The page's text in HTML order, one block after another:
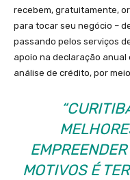
recebem, gratuitamente,
para tocar seu negócio –
passando pelos serviços
apoio na declaração anual
análise de crédito, por
MOTIVOS É